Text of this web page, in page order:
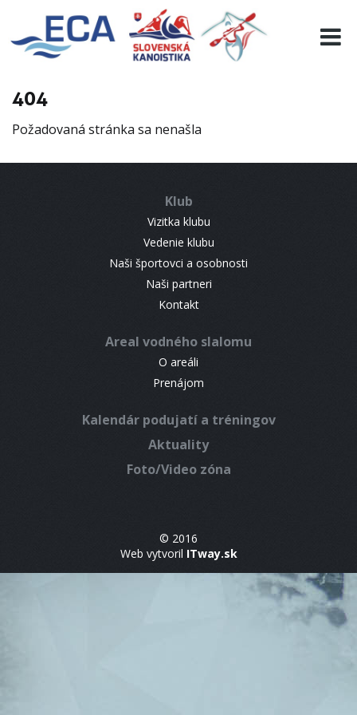
404
Požadovaná stránka sa nenašla
Klub
Vizitka klubu
Vedenie klubu
Naši športovci a osobnosti
Naši partneri
Kontakt
Areal vodného slalomu
O areáli
Prenájom
Kalendár podujatí a tréningov
Aktuality
Foto/Video zóna
© 2016
Web vytvoril ITway.sk
EURO 19
INFO
RESULTS
CONTACT